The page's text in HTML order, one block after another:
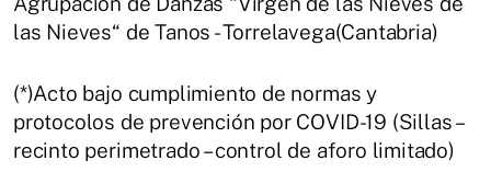
las Nieves“ de Tanos - Torrelavega(Cantabria)
(*)Acto bajo cumplimiento de normas y
protocolos de prevención por COVID-19 (Sillas –
recinto perimetrado – control de aforo limitado)